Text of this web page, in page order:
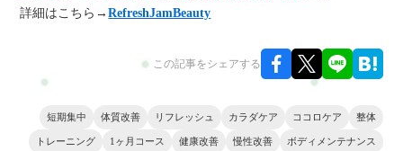
詳細はこちら→RefreshJamBeauty
この記事をシェアする
短期集中 体質改善 リフレッシュ カラダケア ココロケア 整体
トレーニング 1ヶ月コース 健康改善 慢性改善 ボディメンテナンス